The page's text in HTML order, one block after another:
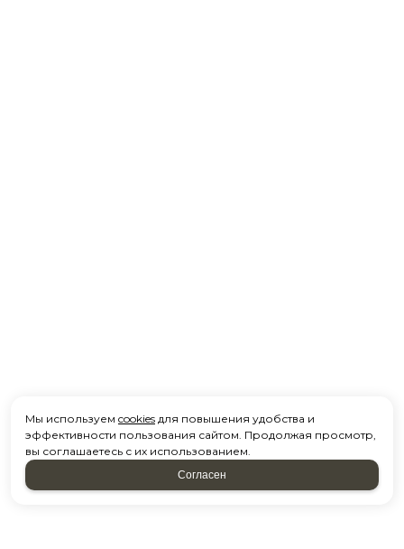
Мы используем cookies для повышения удобства и
эффективности пользования сайтом. Продолжая просмотр,
вы соглашаетесь с их использованием.
Согласен